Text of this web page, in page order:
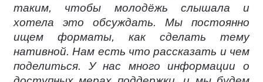
таким, чтобы молодёжь слышала и
хотела это обсуждать. Мы постоянно
ищем форматы, как сделать тему
нативной. Нам есть что рассказать и чем
поделиться. У нас много информации о